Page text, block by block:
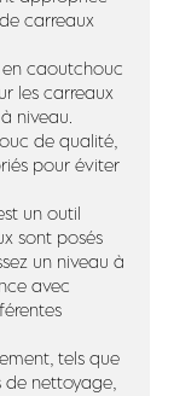
carreaux
caoutchouc
les carreaux
niveau.
de qualité,
pour éviter
un outil
sont posés
un niveau à
avec
tels que
de nettoyage,